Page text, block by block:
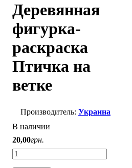
Деревянная
фигурка-
раскраска
Птичка на
ветке
Украина
В наличии
20,00грн.